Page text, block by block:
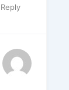
Reply